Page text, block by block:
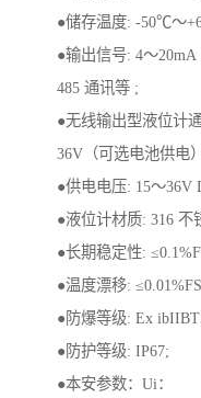
●储存温度: -50℃～
●输出信号: 4～20mA
485 通讯等 ;
●无线输出型液位计
36V（可选电池供电
●供电电压: 15～36V
●液位计材质: 316 不
●长期稳定性:
●温度漂移:
●防爆等级: Ex
●防护等级: IP67;
●本安参数：Ui：